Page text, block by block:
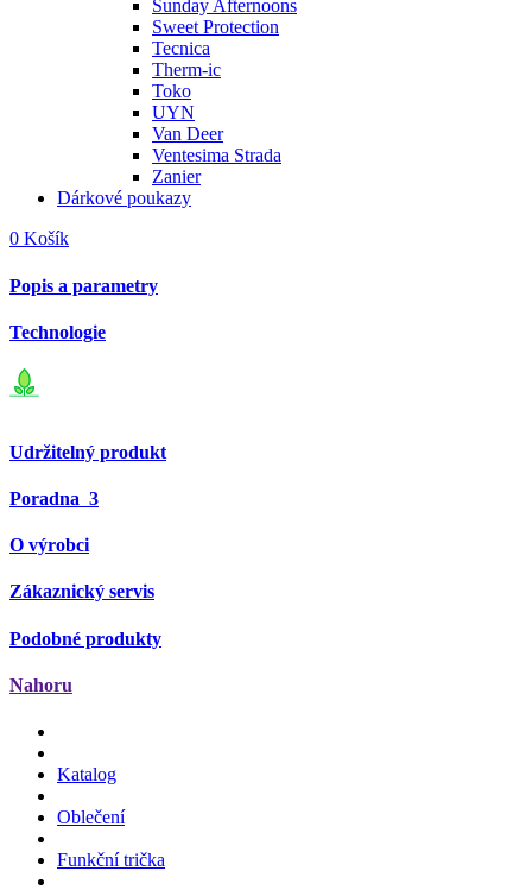
Sunday Afternoons
Sweet Protection
Tecnica
Therm-ic
Toko
UYN
Van Deer
Ventesima Strada
Zanier
Dárkové poukazy
0 Košík
Popis a parametry
Technologie
Udržitelný produkt
Poradna 3
O výrobci
Zákaznický servis
Podobné produkty
Nahoru
Katalog
Oblečení
Funkční trička